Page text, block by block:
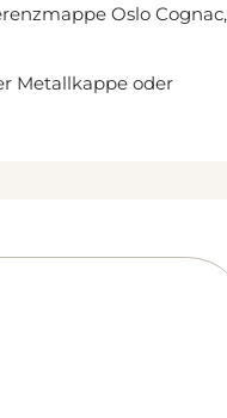
Oslo Cognac,
Metallkappe oder